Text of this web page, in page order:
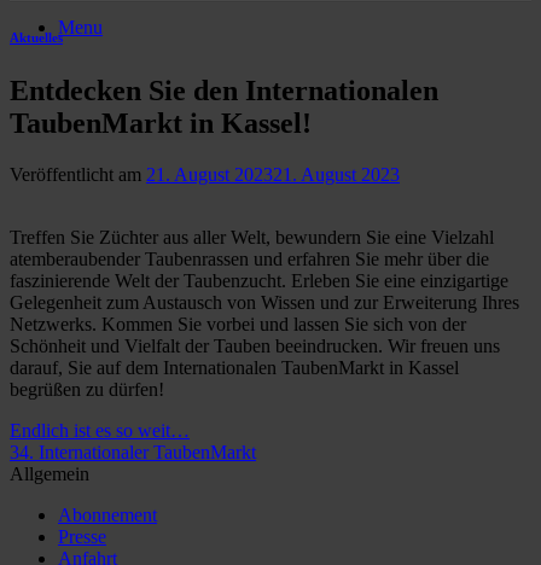
Menu
Aktuelles
Entdecken Sie den Internationalen
TaubenMarkt in Kassel!
Veröffentlicht am 21. August 202321. August 2023
Treffen Sie Züchter aus aller Welt, bewundern Sie eine Vielzahl
atemberaubender Taubenrassen und erfahren Sie mehr über die
faszinierende Welt der Taubenzucht. Erleben Sie eine einzigartige
Gelegenheit zum Austausch von Wissen und zur Erweiterung Ihres
Netzwerks. Kommen Sie vorbei und lassen Sie sich von der
Schönheit und Vielfalt der Tauben beeindrucken. Wir freuen uns
darauf, Sie auf dem Internationalen TaubenMarkt in Kassel
begrüßen zu dürfen!
Endlich ist es so weit…
34. Internationaler TaubenMarkt
Allgemein
Abonnement
Presse
Anfahrt